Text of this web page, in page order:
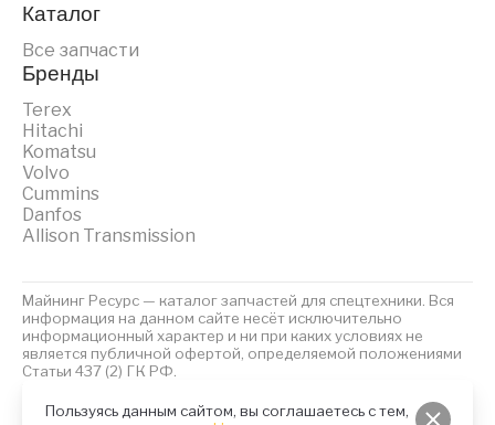
Пользуясь данным сайтом, вы соглашаетесь с тем,
Каталог
Все запчасти
Бренды
Terex
Hitachi
Komatsu
Volvo
Cummins
Danfos
Allison Transmission
Майнинг Ресурс — каталог запчастей для спецтехники. Вся
информация на данном сайте несёт исключительно
информационный характер и ни при каких условиях не
является публичной офертой, определяемой положениями
Статьи 437 (2) ГК РФ.
Политика обработки персональных данныхФайлы Cookies